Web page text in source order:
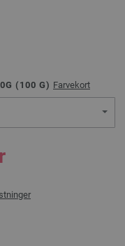
( 100 G) Farvekort